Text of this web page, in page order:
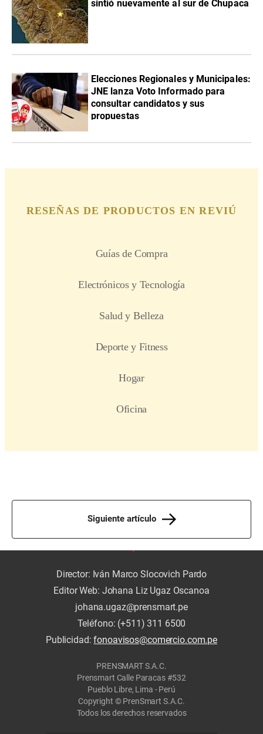
sintió nuevamente al sur de Chupaca
Elecciones Regionales y Municipales:
JNE lanza Voto Informado para
consultar candidatos y sus
propuestas
Siguiente artículo
Director: Iván Marco Slocovich Pardo
Editor Web: Johana Liz Ugaz Oscanoa
johana.ugaz@prensmart.pe
Teléfono: (+511) 311 6500
Publicidad:fonoavisos@comercio.com.pe
PRENSMART S.A.C.
Prensmart Calle Paracas #532
Pueblo Libre, Lima - Perú
Copyright © PrenSmart S.A.C.
Todos los derechos reservados